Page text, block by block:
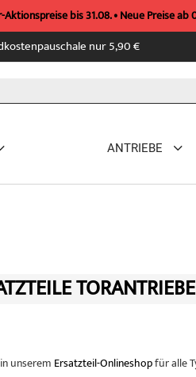
bis 31.08. • Neue Preise ab
nur 5,90 €
ANTRIEBE
unserem Ersatzteil-Onlineshopfür alle